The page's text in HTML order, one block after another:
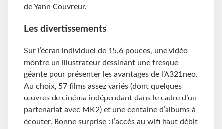
de Yann Couvreur.
Les divertissements
Sur l’écran individuel de 15,6 pouces, une vidéo
montre un illustrateur dessinant une fresque
géante pour présenter les avantages de l’A321neo.
Au choix, 57 films assez variés (dont quelques
œuvres de cinéma indépendant dans le cadre d’un
partenariat avec MK2) et une centaine d’albums à
écouter. Bonne surprise : l’accès au wifi haut débit